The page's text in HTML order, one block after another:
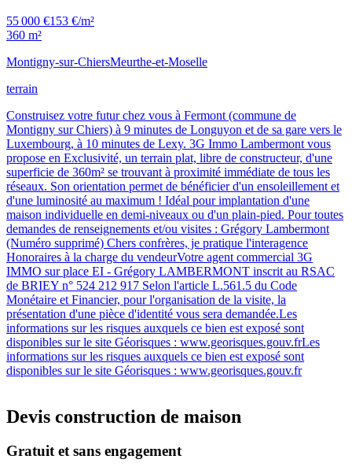
55 000 €153 €/m²
360 m²
Montigny-sur-ChiersMeurthe-et-Moselle
terrain
Construisez votre futur chez vous à Fermont (commune de
Montigny sur Chiers) à 9 minutes de Longuyon et de sa gare vers le
Luxembourg, à 10 minutes de Lexy. 3G Immo Lambermont vous
propose en Exclusivité, un terrain plat, libre de constructeur, d'une
superficie de 360m² se trouvant à proximité immédiate de tous les
réseaux. Son orientation permet de bénéficier d'un ensoleillement et
d'une luminosité au maximum ! Idéal pour implantation d'une
maison individuelle en demi-niveaux ou d'un plain-pied. Pour toutes
demandes de renseignements et/ou visites : Grégory Lambermont
(Numéro supprimé) Chers confrères, je pratique l'interagence
Honoraires à la charge du vendeurVotre agent commercial 3G
IMMO sur place EI - Grégory LAMBERMONT inscrit au RSAC
de BRIEY n° 524 212 917 Selon l'article L.561.5 du Code
Monétaire et Financier, pour l'organisation de la visite, la
présentation d'une pièce d'identité vous sera demandée.Les
informations sur les risques auxquels ce bien est exposé sont
disponibles sur le site Géorisques : www.georisques.gouv.frLes
informations sur les risques auxquels ce bien est exposé sont
disponibles sur le site Géorisques : www.georisques.gouv.fr
Devis construction de maison
Gratuit et sans engagement